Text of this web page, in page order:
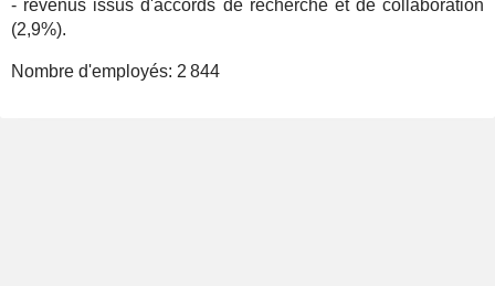
- revenus issus d'accords de recherche et de collaboration
(2,9%).
Nombre d'employés: 2 844